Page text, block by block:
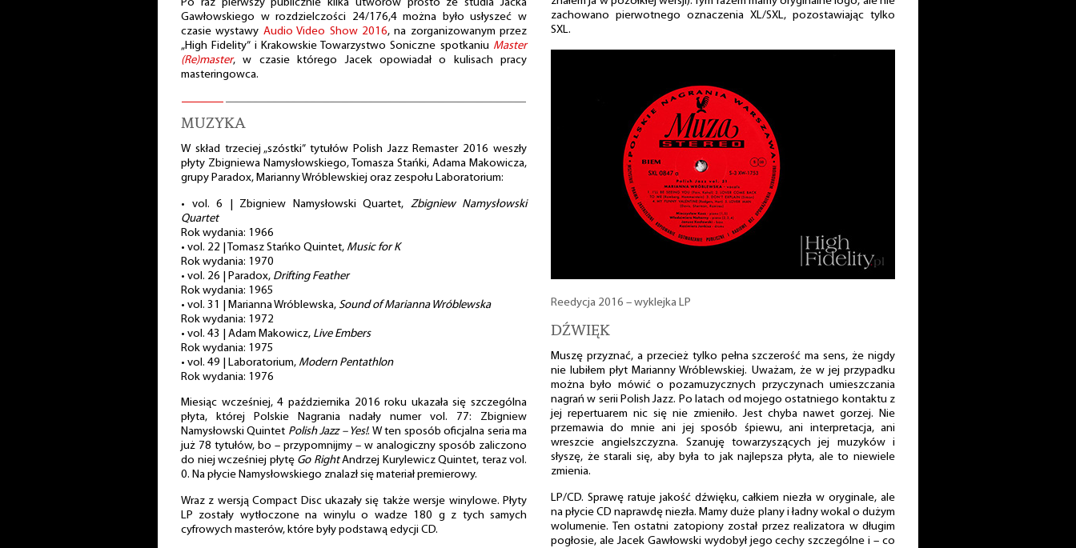
Po raz pierwszy publicznie kilka utworów prosto ze studia Jacka
Gawłowskiego w rozdzielczości 24/176,4 można było usłyszeć w
czasie wystawy Audio Video Show 2016, na zorganizowanym przez
„High Fidelity” i Krakowskie Towarzystwo Soniczne spotkaniu Master
(Re)master, w czasie którego Jacek opowiadał o kulisach pracy
masteringowca.
MUZYKA
W skład trzeciej „szóstki” tytułów Polish Jazz Remaster 2016 weszły
płyty Zbigniewa Namysłowskiego, Tomasza Stańki, Adama Makowicza,
grupy Paradox, Marianny Wróblewskiej oraz zespołu Laboratorium:
• vol. 6 | Zbigniew Namysłowski Quartet, Zbigniew Namysłowski
Quartet
Rok wydania: 1966
• vol. 22 | Tomasz Stańko Quintet, Music for K
Rok wydania: 1970
• vol. 26 | Paradox, Drifting Feather
Rok wydania: 1965
• vol. 31 | Marianna Wróblewska, Sound of Marianna Wróblewska
Rok wydania: 1972
• vol. 43 | Adam Makowicz, Live Embers
Rok wydania: 1975
• vol. 49 | Laboratorium, Modern Pentathlon
Rok wydania: 1976
Miesiąc wcześniej, 4 października 2016 roku ukazała się szczególna
płyta, której Polskie Nagrania nadały numer vol. 77: Zbigniew
Namysłowski Quintet Polish Jazz – Yes!. W ten sposób oficjalna seria ma
już 78 tytułów, bo – przypomnijmy – w analogiczny sposób zaliczono
do niej wcześniej płytę Go RightAndrzej Kurylewicz Quintet, teraz vol.
0. Na płycie Namysłowskiego znalazł się materiał premierowy.
Wraz z wersją Compact Disc ukazały się także wersje winylowe. Płyty
LP zostały wytłoczone na winylu o wadze 180 g z tych samych
cyfrowych masterów, które były podstawą edycji CD.
zachowano pierwotnego oznaczenia XL/SXL, pozostawiając tylko
SXL.
Reedycja 2016 – wyklejka LP
DŹWIĘK
Muszę przyznać, a przecież tylko pełna szczerość ma sens, że nigdy
nie lubiłem płyt Marianny Wróblewskiej. Uważam, że w jej przypadku
można było mówić o pozamuzycznych przyczynach umieszczania
nagrań w serii Polish Jazz. Po latach od mojego ostatniego kontaktu z
jej repertuarem nic się nie zmieniło. Jest chyba nawet gorzej. Nie
przemawia do mnie ani jej sposób śpiewu, ani interpretacja, ani
wreszcie angielszczyzna. Szanuję towarzyszących jej muzyków i
słyszę, że starali się, aby była to jak najlepsza płyta, ale to niewiele
zmienia.
LP/CD. Sprawę ratuje jakość dźwięku, całkiem niezła w oryginale, ale
na płycie CD naprawdę niezła. Mamy duże plany i ładny wokal o dużym
wolumenie. Ten ostatni zatopiony został przez realizatora w długim
pogłosie, ale Jacek Gawłowski wydobył jego cechy szczególne i – co